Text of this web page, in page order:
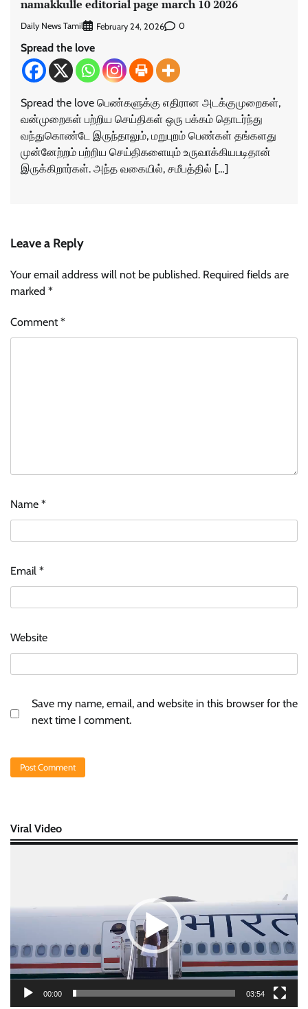
namakkulle editorial page march 10 2026
Daily News Tamil February 24, 2026 0
Spread the love
Spread the love பெண்களுக்கு எதிரான அடக்குமுறைகள்,
வன்முறைகள் பற்றிய செய்திகள் ஒரு பக்கம் தொடர்ந்து
வந்துகொண்டே இருந்தாலும், மறுபுறம் பெண்கள் தங்களது
முன்னேற்றம் பற்றிய செய்திகளையும் உருவாக்கியபடிதான்
இருக்கிறார்கள். அந்த வகையில், சமீபத்தில் […]
Leave a Reply
Your email address will not be published. Required fields are
marked *
Comment*
Name *
Email *
Website
Save my name, email, and website in this browser for the
next time I comment.
Viral Video
00:00 03:54